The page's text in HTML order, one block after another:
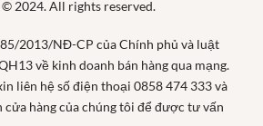
2024. All rights reserved.
2013/NĐ-CP của Chính phủ và luật
về kinh doanh bán hàng qua mạng.
liên hệ số điện thoại 0858 474 333 và
hàng của chúng tôi để được tư vấn